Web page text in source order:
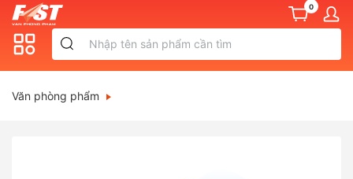
0
Văn phòng phẩm